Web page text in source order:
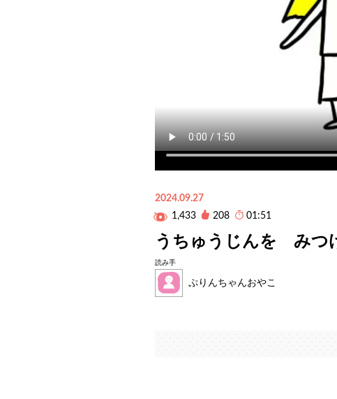
2024.09.27
1,433
208 01:51
うちゅうじんを みつ
読み手
ぷりんちゃんおやこ